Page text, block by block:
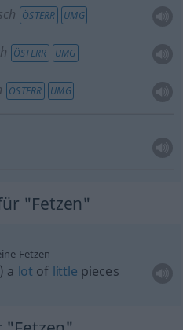
ÖSTERR UMG
ÖSTERR UMG
ÖSTERR UMG
"Fetzen"
Fetzen
a lot of little pieces